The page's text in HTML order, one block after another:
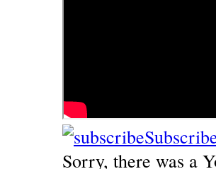
Sorry, there was a